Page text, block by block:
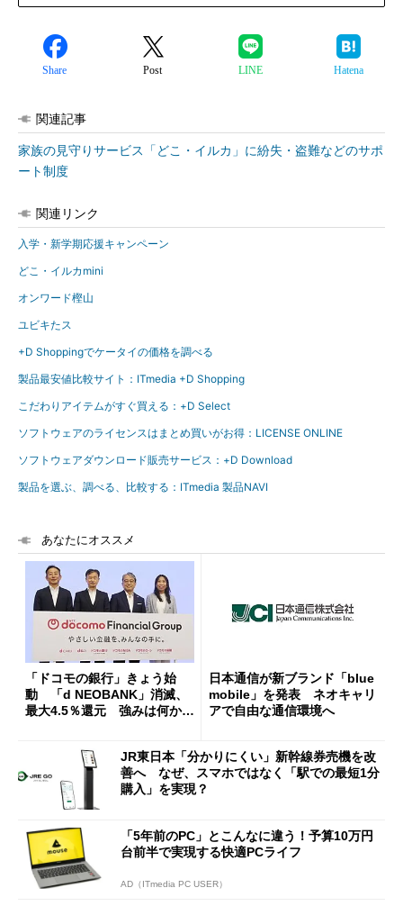
Share Post LINE Hatena
関連記事
家族の見守りサービス「どこ・イルカ」に紛失・盗難などのサポ
ート制度
関連リンク
入学・新学期応援キャンペーン
どこ・イルカmini
オンワード樫山
ユビキたス
+D Shoppingでケータイの価格を調べる
製品最安値比較サイト：ITmedia +D Shopping
こだわりアイテムがすぐ買える：+D Select
ソフトウェアのライセンスはまとめ買いがお得：LICENSE ONLINE
ソフトウェアダウンロード販売サービス：+D Download
製品を選ぶ、調べる、比較する：ITmedia 製品NAVI
あなたにオススメ
「ドコモの銀行」きょう始
動 「d NEOBANK」消滅、
最大4.5％還元 強みは何か解
日本通信が新ブランド「blue
mobile」を発表 ネオキャリ
アで自由な通信環境へ
JR東日本「分かりにくい」新幹線券売機を改
善へ なぜ、スマホではなく「駅での最短1分
購入」を実現？
「5年前のPC」とこんなに違う！予算10万円
台前半で実現する快適PCライフ
AD（ITmedia PC USER）